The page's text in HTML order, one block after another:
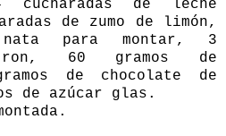
cucharadas de leche
de zumo de limón,
para montar, 3
ron, 60 gramos de
de chocolate de
de azúcar glas.